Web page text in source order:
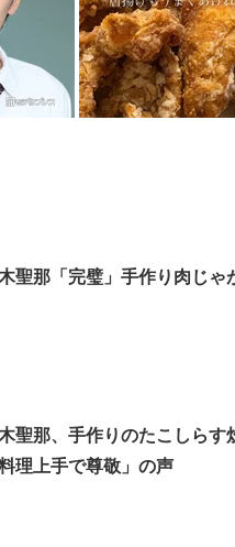
聖那「完璧」手作り肉じ
聖那、手作りのたこしら
理上手で尊敬」の声